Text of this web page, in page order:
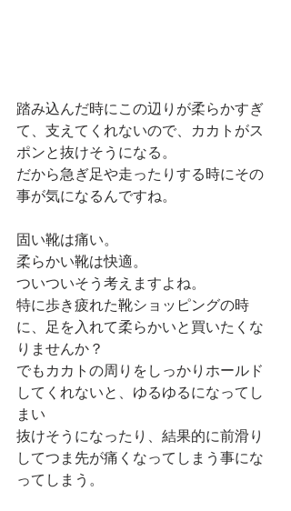
踏み込んだ時にこの辺りが柔らかすぎ
て、支えてくれないので、カカトがス
ポンと抜けそうになる。
だから急ぎ足や走ったりする時にその
事が気になるんですね。
固い靴は痛い。
柔らかい靴は快適。
ついついそう考えますよね。
特に歩き疲れた靴ショッピングの時
に、足を入れて柔らかいと買いたくな
りませんか？
でもカカトの周りをしっかりホールド
してくれないと、ゆるゆるになってし
まい
抜けそうになったり、結果的に前滑り
してつま先が痛くなってしまう事にな
ってしまう。